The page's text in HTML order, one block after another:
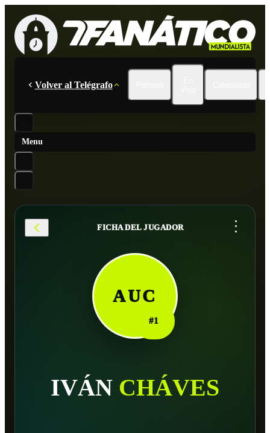
Volver al Telégrafo
Menu
FICHA DEL JUGADOR ...
AUC
#1
IVÁN CHÁVES